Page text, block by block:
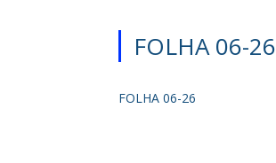
FOLHA 06-26
FOLHA 06-26